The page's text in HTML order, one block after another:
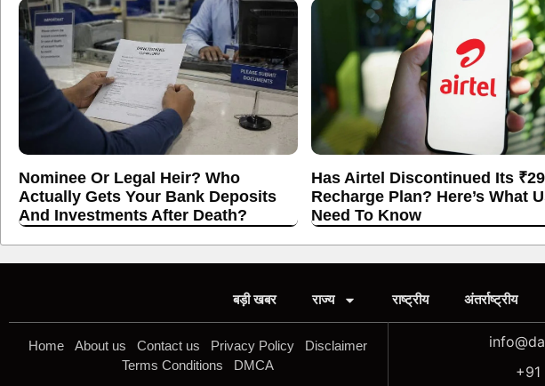
Nominee Or Legal Heir? Who
Actually Gets Your Bank Deposits
And Investments After Death?
Has Airtel Discontinued Its
Recharge Plan? Here’s What
Need To Know
बड़ी खबर राज्य राष्ट्रीय अंतर्राष्ट्रीय
Home About us Contact us Privacy Policy
Disclaimer
Terms Conditions
DMCA